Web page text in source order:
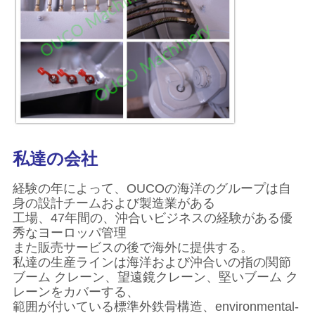
リ
シ
私達の会社
経験の年によって、OUCOの海洋のグループは自
身の設計チームおよび製造業がある
工場、47年間の、沖合いビジネスの経験がある優
秀なヨーロッパ管理
また販売サービスの後で海外に提供する 。
私達の生産ラインは海洋および沖合いの指の関節
ブーム クレーン、望遠鏡クレーン、堅いブーム ク
レーンを カバーする、
範囲が付いている標準外鉄骨構造、environmental-